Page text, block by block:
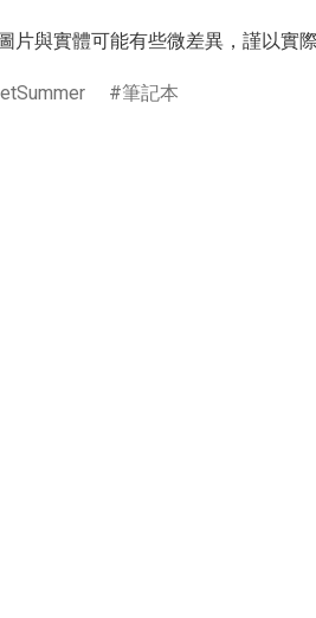
片與實體可能有些微差異，謹以實
筆記本